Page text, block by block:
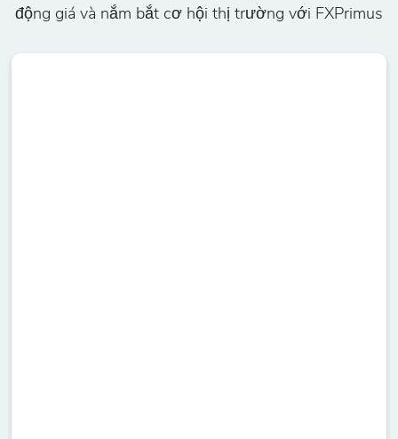
động giá và nắm bắt cơ hội thị trường với FXPrimus